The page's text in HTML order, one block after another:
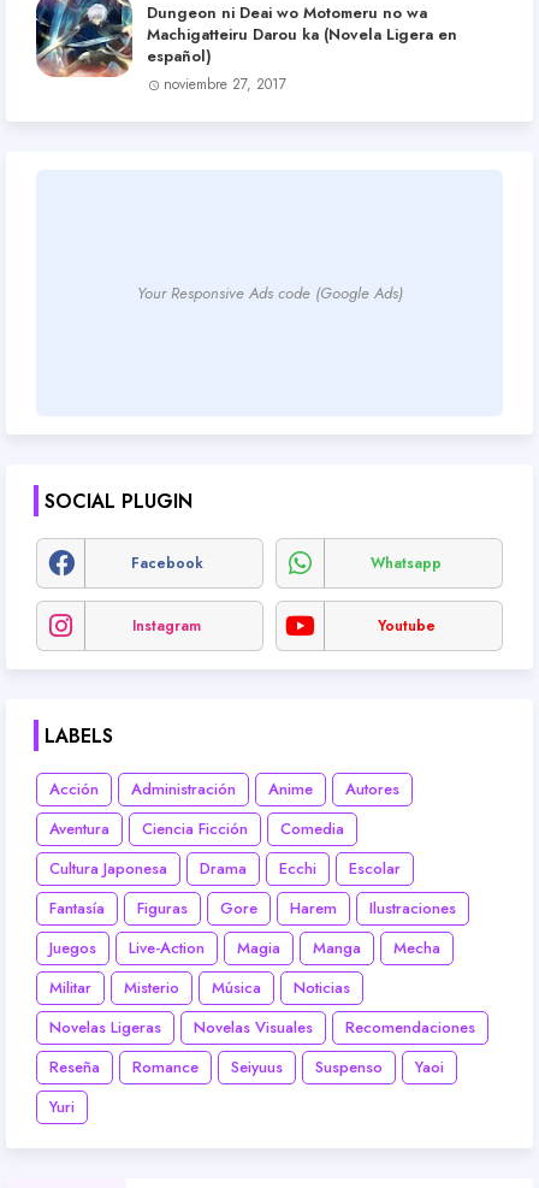
Dungeon ni Deai wo Motomeru no wa
Machigatteiru Darou ka (Novela Ligera en
español)
noviembre 27, 2017
Your Responsive Ads code (Google Ads)
SOCIAL PLUGIN
Facebook Whatsapp
Instagram Youtube
LABELS
Acción Administración Anime
Autores
Aventura
Ciencia Ficción
Comedia
Cultura Japonesa
Drama Ecchi
Escolar
Fantasía
Figuras Gore Harem
Ilustraciones
Juegos
Live-Action Magia Manga
Mecha
Militar
Misterio Música
Noticias
Novelas Ligeras
Novelas Visuales
Recomendaciones
Reseña
Romance Seiyuus Suspenso
Yaoi
Yuri